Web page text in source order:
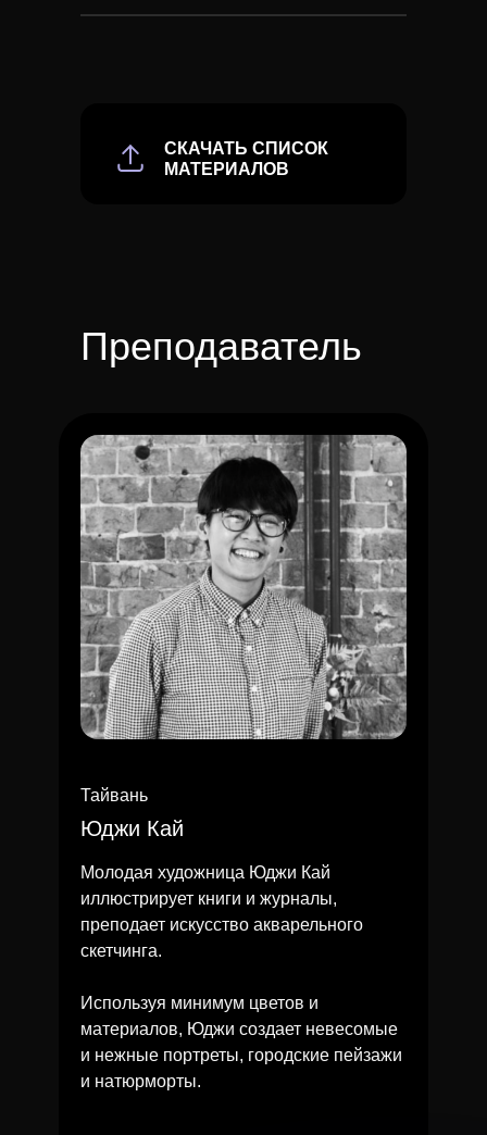
СКАЧАТЬ СПИСОК
МАТЕРИАЛОВ
Тайвань
Юджи Кай
Молодая художница Юджи Кай
иллюстрирует книги и журналы,
преподает искусство акварельного
скетчинга.
Используя минимум цветов и
материалов, Юджи создает невесомые
и нежные портреты, городские пейзажи
и натюрморты.
Преподаватель